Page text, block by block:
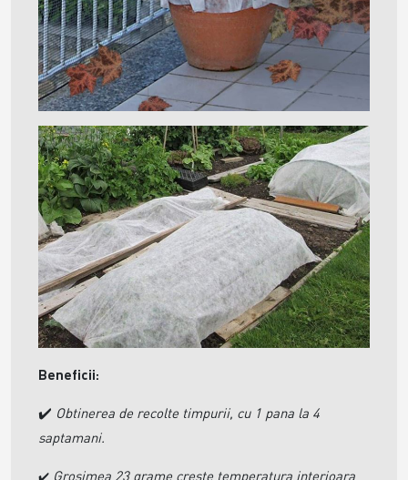
Beneficii:
✔️ Obtinerea de recolte timpurii, cu 1 pana la 4
saptamani.
✔️ Grosimea 23 grame creste temperatura interioara